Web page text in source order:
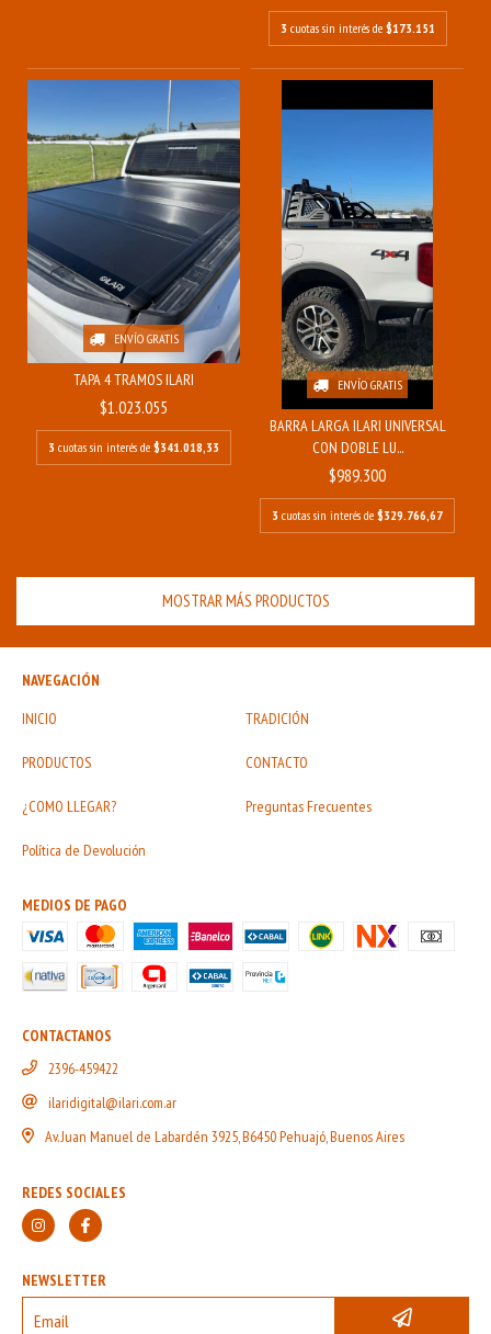
3 cuotas sin interés de $173.151
ENVÍO GRATIS
TAPA 4 TRAMOS ILARI
$1.023.055
3 cuotas sin interés de $341.018,33
ENVÍO GRATIS
BARRA LARGA ILARI UNIVERSAL
CON DOBLE LU...
$989.300
3 cuotas sin interés de $329.766,67
MOSTRAR MÁS PRODUCTOS
NAVEGACIÓN
INICIO
TRADICIÓN
PRODUCTOS CONTACTO
¿COMO LLEGAR? Preguntas Frecuentes
Política de Devolución
MEDIOS DE PAGO
CONTACTANOS
2396-459422
ilaridigital@ilari.com.ar
Av. Juan Manuel de Labardén 3925, B6450 Pehuajó, Buenos Aires
REDES SOCIALES
NEWSLETTER